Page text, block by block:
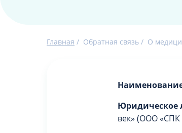
Главная / Обратная связь / О
Юридическое
век» (ООО «СПК